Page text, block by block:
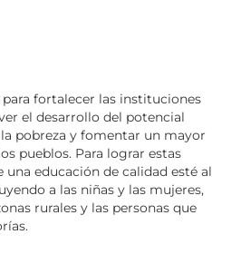
para fortalecer las instituciones
el desarrollo del potencial
pobreza y fomentar un mayor
pueblos. Para lograr estas
una educación de calidad esté al
a las niñas y las mujeres,
rurales y las personas que